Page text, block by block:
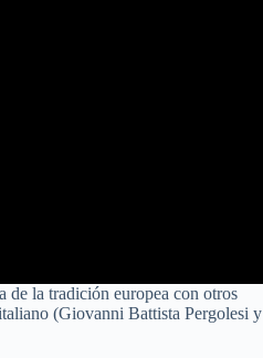
de la tradición europea con otros
(Giovanni Battista Pergolesi y